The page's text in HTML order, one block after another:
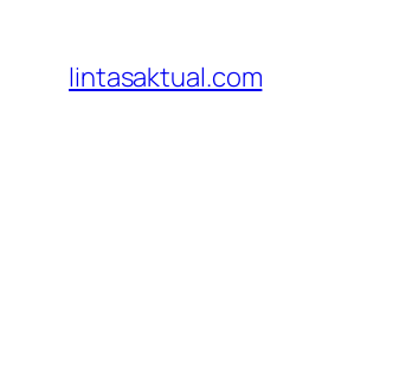
konten
lintasaktual.com